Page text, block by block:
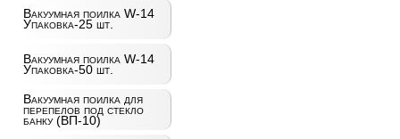
Вакуумная поилка W-14
Упаковка-25 шт.
Вакуумная поилка W-14
Упаковка-50 шт.
Вакуумная поилка для
перепелов под стекло
банку (ВП-10)